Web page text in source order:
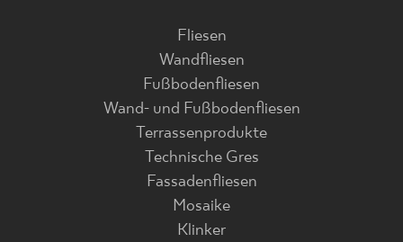
Fliesen
Wandfliesen
Fußbodenfliesen
Wand- und Fußbodenfliesen
Terrassenprodukte
Technische Gres
Fassadenfliesen
Mosaike
Klinker